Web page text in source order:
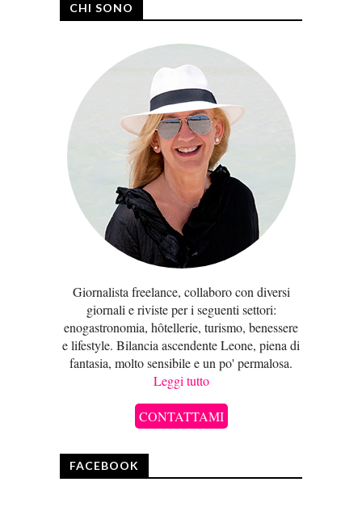
CHI SONO
Giornalista freelance, collaboro con diversi
giornali e riviste per i seguenti settori:
enogastronomia, hôtellerie, turismo, benessere
e lifestyle. Bilancia ascendente Leone, piena di
fantasia, molto sensibile e un po' permalosa.
Leggi tutto
CONTATTAMI
FACEBOOK